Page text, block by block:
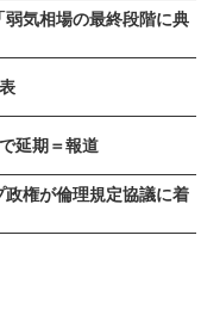
弱気相場の最終段階に典
延期＝報道
権が倫理規定協議に着